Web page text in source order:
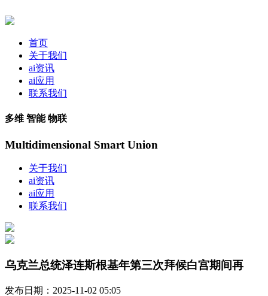
首页
关于我们
ai资讯
ai应用
联系我们
多维 智能 物联
Multidimensional Smart Union
关于我们
ai资讯
ai应用
联系我们
乌克兰总统泽连斯根基年第三次拜候白宫期间再
发布日期：2025-11-02 05:05